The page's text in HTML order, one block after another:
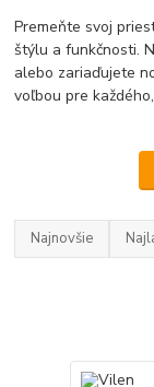
Premeňte svoj
štýlu a funkčnosti.
alebo zariaďujete
voľbou pre
Najnovšie